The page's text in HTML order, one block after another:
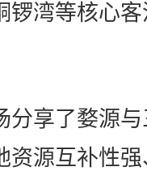
锣湾等核心
享了婺源与
资源互补性